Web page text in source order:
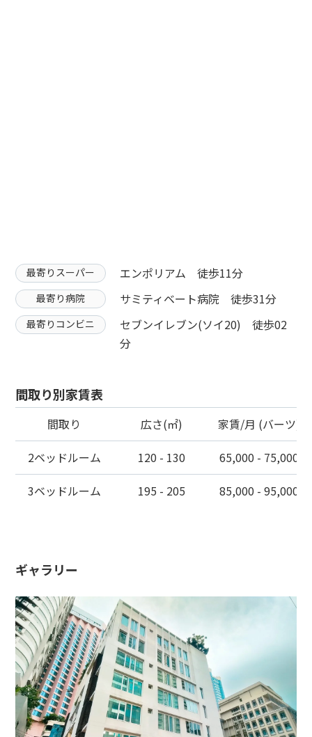
最寄りスーパー エンポリアム 徒歩11分
最寄り病院 サミティベート病院 徒歩31分
最寄りコンビニ
セブンイレブン(ソイ20) 徒歩02
分
間取り別家賃表
間取り 広さ(㎡)
家賃/月 (バーツ)
2ベッドルーム
120 - 130
65,000 - 75,000
3ベッドルーム
195 - 205 85,000 - 95,000
ギャラリー